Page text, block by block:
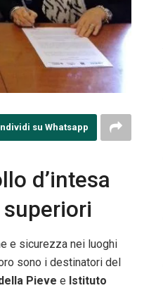
su Whatsapp
d’intesa
e sicurezza nei luoghi
sono i destinatori del
Pieve e Istituto